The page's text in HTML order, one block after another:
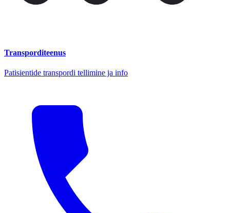
Transporditeenus
Patisientide transpordi tellimine ja info